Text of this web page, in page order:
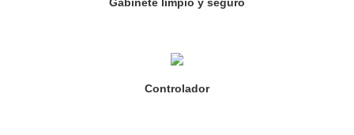
Controlador